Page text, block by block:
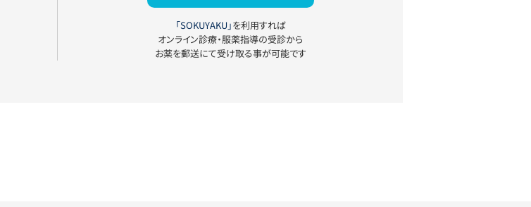
「SOKUYAKU」を利用すれば
オンライン診療・服薬指導の受診から
お薬を郵送にて受け取る事が可能です